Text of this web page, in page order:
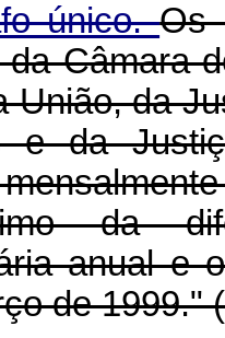
único.Os
Câmara
União, da
e da
da
anual e
de 1999."